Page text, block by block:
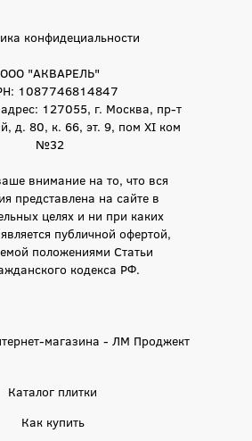
конфидециальности
ООО "АКВАРЕЛЬ"
1087746814847
127055, г. Москва, пр-т
д. 80, к. 66, эт. 9, пом XI ком
№32
внимание на то, что вся
представлена на сайте в
целях и ни при каких
публичной офертой,
положениями Статьи
кодекса РФ.
магазина - ЛМ Проджект
Каталог плитки
Как купить